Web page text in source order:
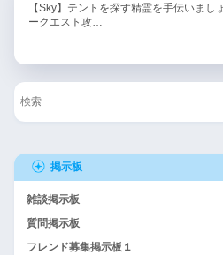
【Sky】テントを探す精霊を手伝いまし
ークエスト攻…
掲示板
雑談掲示板
質問掲示板
フレンド募集掲示板１